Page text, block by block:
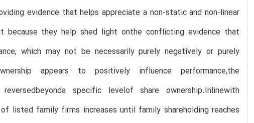
evidence that helps appreciate a non-static and non-linear
because they help shed light onthe conflicting evidence that
which may not be necessarily purely negatively or purely
appears to positively influence performance,the
specific levelof share ownership.Inlinewith
listed family firms increases until family shareholding reaches